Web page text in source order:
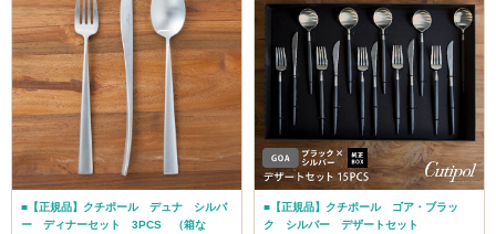
■【正規品】クチポール デュナ シルバ
ー ディナーセット 3PCS （箱な
■【正規品】クチポール ゴア・ブラッ
ク シルバー デザートセット